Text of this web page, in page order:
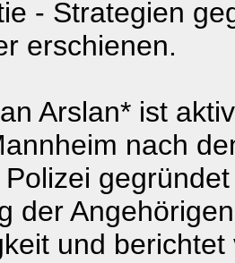
- Strategien
erschienen.
Arslan* ist
nach
der
und